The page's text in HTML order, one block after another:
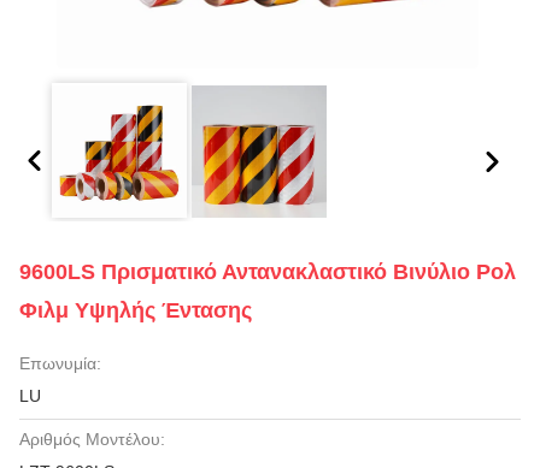
9600LS Πρισματικό Αντανακλαστικό Βινύλιο Ρολ
Φιλμ Υψηλής Έντασης
Επωνυμία:
LU
Αριθμός Μοντέλου: